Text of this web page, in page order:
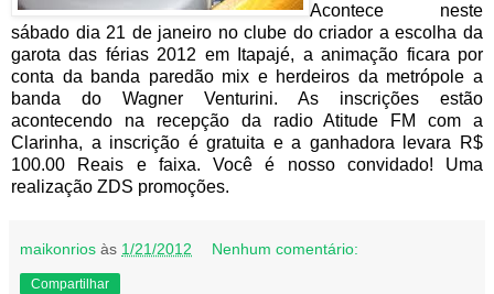
Acontece neste
sábado dia 21 de janeiro no clube do criador a escolha da
garota das férias 2012 em Itapajé, a animação ficara por
conta da banda paredão mix e herdeiros da metrópole a
banda do Wagner Venturini. As inscrições estão
acontecendo na recepção da radio Atitude FM com a
Clarinha, a inscrição é gratuita e a ganhadora levara R$
100.00 Reais e faixa. Você é nosso convidado! Uma
realização ZDS promoções.
maikonrios às 1/21/2012 Nenhum comentário:
Compartilhar